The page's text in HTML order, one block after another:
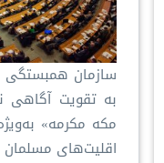
سازمان همبستگی
به تقویت آگاهی
مکه مکرمه»
اقلیت‌های